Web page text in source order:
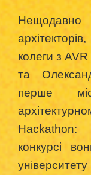
колеги з
та
перше
конкурсі